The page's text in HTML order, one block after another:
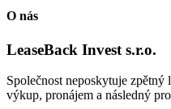
O nás
LeaseBack Invest s.r.o.
Společnost neposkytuje zpětný
výkup, pronájem a následný